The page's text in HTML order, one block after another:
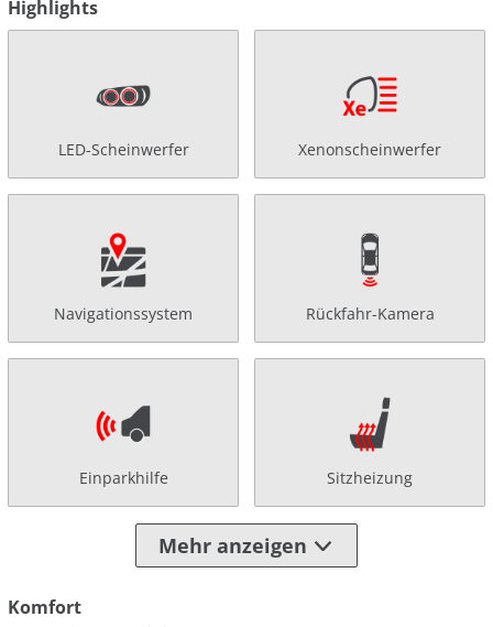
Highlights
LED-Scheinwerfer Xenonscheinwerfer
Navigationssystem Rückfahr-Kamera
Einparkhilfe Sitzheizung
Mehr anzeigen
Komfort